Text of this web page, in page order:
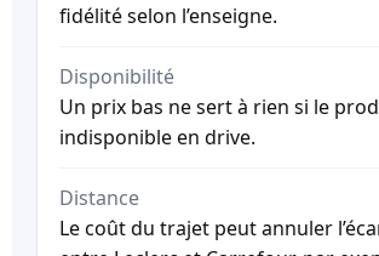
fidélité selon l’enseigne.
Disponibilité
Un prix bas ne sert à rien si le
indisponible en drive.
Distance
Le coût du trajet peut annuler